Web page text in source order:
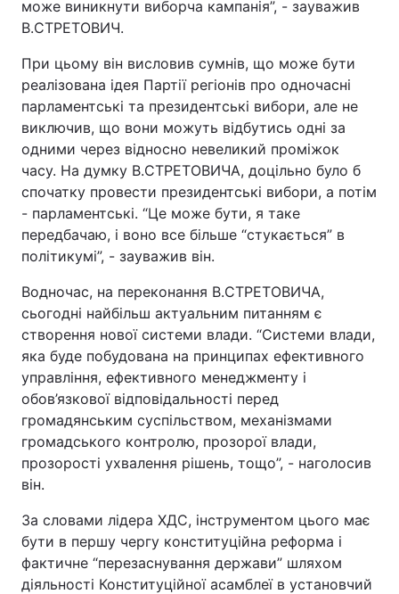
може виникнути виборча кампанія”, - зауважив
В.СТРЕТОВИЧ.
При цьому він висловив сумнів, що може бути
реалізована ідея Партії регіонів про одночасні
парламентські та президентські вибори, але не
виключив, що вони можуть відбутись одні за
одними через відносно невеликий проміжок
часу. На думку В.СТРЕТОВИЧА, доцільно було б
спочатку провести президентські вибори, а потім
- парламентські. “Це може бути, я таке
передбачаю, і воно все більше “стукається” в
політикумі”, - зауважив він.
Водночас, на переконання В.СТРЕТОВИЧА,
сьогодні найбільш актуальним питанням є
створення нової системи влади. “Системи влади,
яка буде побудована на принципах ефективного
управління, ефективного менеджменту і
обов’язкової відповідальності перед
громадянським суспільством, механізмами
громадського контролю, прозорої влади,
прозорості ухвалення рішень, тощо”, - наголосив
він.
За словами лідера ХДС, інструментом цього має
бути в першу чергу конституційна реформа і
фактичне “перезаснування держави” шляхом
діяльності Конституційної асамблеї в установчий